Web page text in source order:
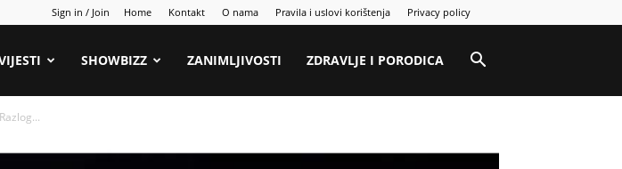
Sign in / Join Home Kontakt O nama Pravila i uslovi korištenja Privacy policy
SHOWBIZZ ZANIMLJIVOSTI ZDRAVLJE I PORODICA